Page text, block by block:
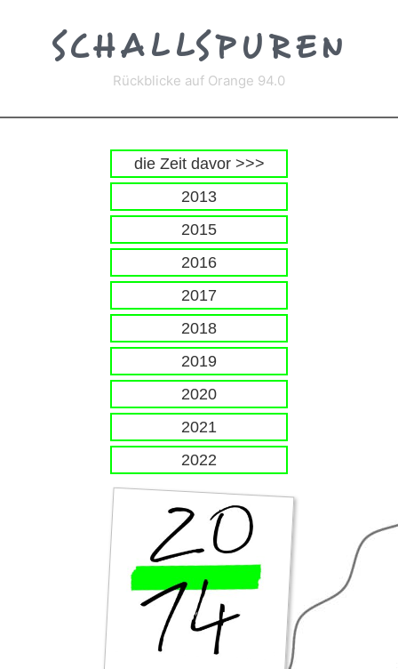
SCHALLSPUREN
Rückblicke auf Orange 94.0
die Zeit davor >>>
2013
2015
2016
2017
2018
2019
2020
2021
2022